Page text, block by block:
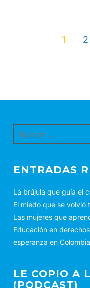
1 2
Buscar:
ENTRADAS
La brújula que guía el
El miedo que se
Las mujeres que
Educación en
esperanza en Colombia
LE COPIO A
(PODCAST)